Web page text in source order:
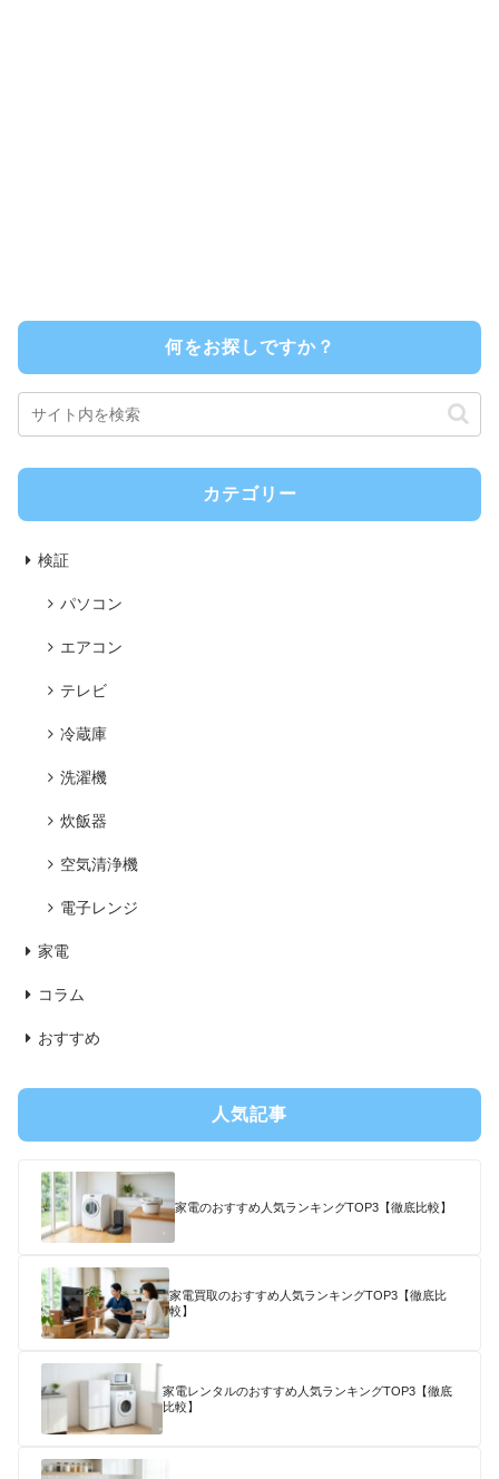
何をお探しですか？
カテゴリー
検証
パソコン
エアコン
テレビ
冷蔵庫
洗濯機
炊飯器
空気清浄機
電子レンジ
家電
コラム
おすすめ
人気記事
家電のおすすめ人気ランキングTOP3【徹底比較】
家電買取のおすすめ人気ランキングTOP3【徹底比
較】
家電レンタルのおすすめ人気ランキングTOP3【徹底
比較】